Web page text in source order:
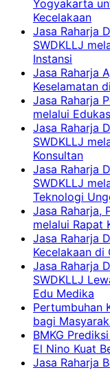
Yogyakarta
Kecelakaan
Jasa Raharja
SWDKLLJ
Instansi
Jasa Raharja
Keselamatan
Jasa Raharja
melalui
Jasa Raharja
SWDKLLJ
Konsultan
Jasa Raharja
SWDKLLJ
Teknologi
Jasa Raharja,
melalui Rapat
Jasa Raharja
Kecelakaan di
Jasa Raharja
SWDKLLJ
Edu Medika
Pertumbuhan
bagi
BMKG
El Nino Kuat
Jasa Raharja